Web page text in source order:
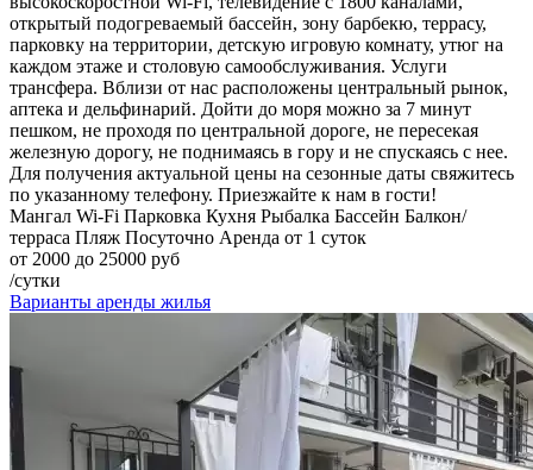
открытый подогреваемый бассейн, зону барбекю, террасу,
парковку на территории, детскую игровую комнату, утюг на
каждом этаже и столовую самообслуживания. Услуги
трансфера. Вблизи от нас расположены центральный рынок,
аптека и дельфинарий. Дойти до моря можно за 7 минут
пешком, не проходя по центральной дороге, не пересекая
железную дорогу, не поднимаясь в гору и не спускаясь с нее.
Для получения актуальной цены на сезонные даты свяжитесь
по указанному телефону. Приезжайте к нам в гости!
Мангал Wi-Fi Парковка Кухня Рыбалка Бассейн Балкон/
терраса Пляж Посуточно Аренда от 1 суток
от 2000 до 25000 руб
/сутки
Варианты аренды жилья